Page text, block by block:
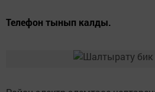
Телефон тынып калды.